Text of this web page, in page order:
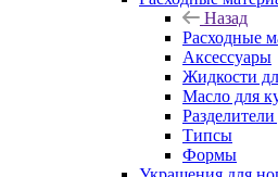
Назад
Расходные
Аксессуары
Жидкости
Масло для
Типсы
Формы